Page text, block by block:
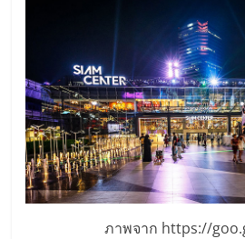
แฟ
รน
ไชส์
ขาย
ภาพจาก https://